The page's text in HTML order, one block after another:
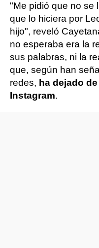
"Me pidió que no se
que lo hiciera por
hijo", reveló
no esperaba era la
sus palabras, ni la
que, según han
redes, ha dejado
Instagram.